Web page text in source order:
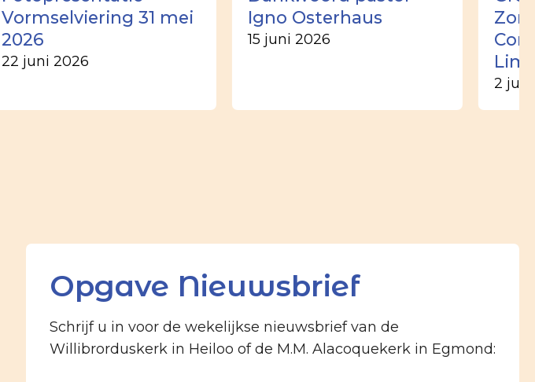
Vormselviering 31 mei
2026
22 juni 2026
Igno Osterhaus
15 juni 2026
2
Opgave Nieuwsbrief
Schrijf u in voor de wekelijkse nieuwsbrief van de
Willibrorduskerk in Heiloo of de M.M. Alacoquekerk in Egmond: